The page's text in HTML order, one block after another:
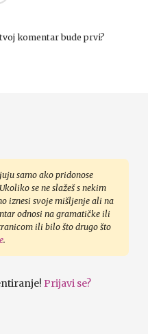
komentar bude prvi?
samo ako pridonose
se ne slažeš s nekim
iznesi svoje mišljenje ali na
odnosi na gramatičke ili
ili bilo što drugo što
.
Prijavi se?